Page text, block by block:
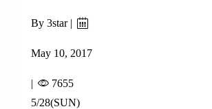
By 3star |
May 10, 2017
|
7655
5/28(SUN)